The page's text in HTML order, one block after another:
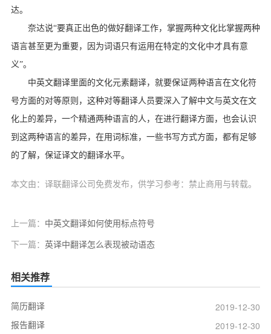
达。
奈达说“要真正出色的做好翻译工作，掌握两种文化比掌握两种
语言甚至更为重要，因为词语只有运用在特定的文化中才具有意
义”。
中英文翻译里面的文化元素翻译，就要保证两种语言在文化符
号方面的对等原则，这种对等翻译人员要深入了解中文与英文在文
化上的差异，一个精通两种语言的人，在进行翻译方面，也会认识
到这两种语言的差异，在用词标准，一些书写方式方面，都有足够
的了解，保证译文的翻译水平。
本文由：译联翻译公司免费发布，供学习参考：禁止商用与转载。
上一篇： 中英文翻译如何使用标点符号
下一篇： 英译中翻译怎么表现被动语态
相关推荐
简历翻译
2019-12-30
报告翻译
2019-12-30